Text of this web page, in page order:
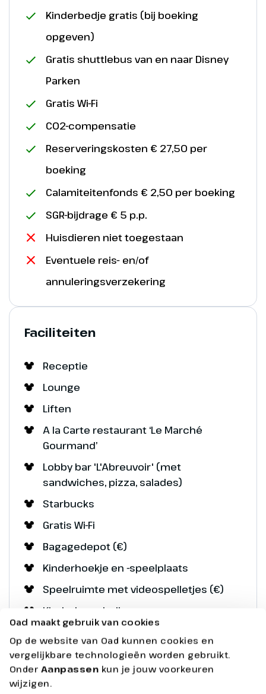
Oad maakt gebruik van cookies
Op de website van Oad kunnen cookies en
vergelijkbare technologieën worden gebruikt.
Onder Aanpassen kun je jouw voorkeuren
wijzigen.
Kinderbedje gratis (bij boeking
opgeven)
Gratis shuttlebus van en naar Disney
Parken
Gratis Wi-Fi
CO2-compensatie
Reserveringskosten € 27,50 per
boeking
Calamiteitenfonds € 2,50 per boeking
SGR-bijdrage € 5 p.p.
Huisdieren niet toegestaan
Eventuele reis- en/of
annuleringsverzekering
Faciliteiten
Receptie
Lounge
Liften
A la Carte restaurant ‘Le Marché
Gourmand’
Lobby bar 'L'Abreuvoir' (met
sandwiches, pizza, salades)
Starbucks
Gratis Wi-Fi
Bagagedepot (€)
Kinderhoekje en -speelplaats
Speelruimte met videospelletjes (€)
Kinderboerderij
Winkel (€)